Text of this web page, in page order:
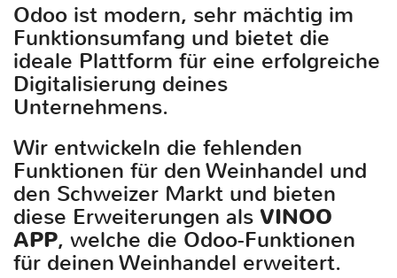
Odoo ist modern, sehr mächtig im
Funktionsumfang und bietet die
ideale Plattform für eine erfolgreiche
Digitalisierung deines
Unternehmens.
Wir entwickeln die fehlenden
Funktionen für den Weinhandel und
den Schweizer Markt und bieten
diese Erweiterungen als VINOO
APP, welche die Odoo-Funktionen
für deinen Weinhandel erweitert.